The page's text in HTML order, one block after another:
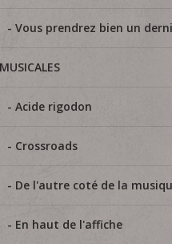
Vous prendrez bien un
MUSICALES
Acide rigodon
Crossroads
De l'autre coté de la
En haut de l'affiche